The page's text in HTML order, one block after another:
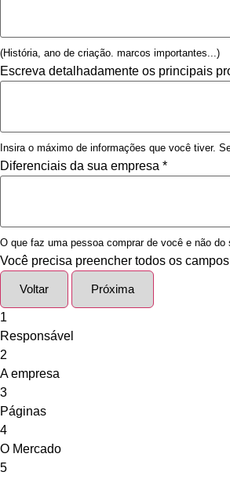
(História, ano de criação. marcos importantes...)
Escreva detalhadamente os principais
Insira o máximo de informações que você tiver.
Diferenciais da sua empresa *
O que faz uma pessoa comprar de você e não do
Você precisa preencher todos os campos
Voltar Próxima
1
Responsável
2
A empresa
3
Páginas
4
O Mercado
5